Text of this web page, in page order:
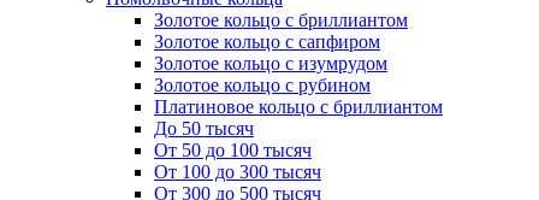
Золотое кольцо с бриллиантом
Золотое кольцо с сапфиром
Золотое кольцо с изумрудом
Золотое кольцо с рубином
Платиновое кольцо с бриллиантом
До 50 тысяч
От 50 до 100 тысяч
От 100 до 300 тысяч
От 300 до 500 тысяч